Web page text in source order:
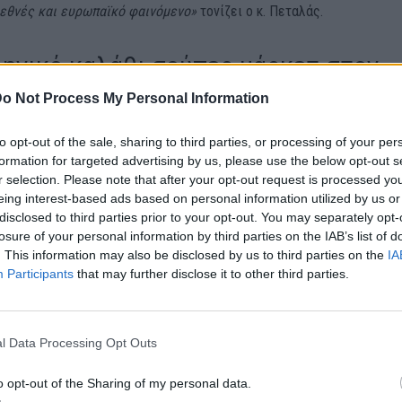
Not Process My Personal Information
opt-out of the sale, sharing to third parties, or processing of your
for targeted advertising by us, please use the below opt-out
selection. Please note that after your opt-out request is processed
interest-based ads based on personal information utilized by us
to third parties prior to your opt-out. You may separately
of your personal information by third parties on the IAB’s list of
This information may also be disclosed by us to third parties on the
Participants that may further disclose it to other third parties.
Data Processing Opt Outs
opt-out of the Sharing of my personal data.
και ευρωπαϊκό φαινόμενο»τονίζει ο κ. Πεταλάς.
καλάθι σούπερ μάρκετ στον
ακρίβειας
μελέτη της ΤτΕ αποκαλύπτει ότι η Ελλάδα είναι από τις
χώρες της Ευρωζώνης στα επώνυμα τυποποιημένα προϊόντα
με τις διαφορές να φτάνουν στο 129% στο ανθρακούχο
καφέ ή στο 56% στο γάλα μακράς διαρκείας. Σύμφωνα με
μέσον όρο, η Ελλάδα είναι ακριβότερη σε σύγκριση με τον
κατά 10% σε μια γκάμα 41 κατηγοριών επώνυμων
υψηλές τιμές αντανακλούν, όπως σημειώνεται στην μελέτη, σε
προϊόντα, στρεβλώσεις στην αγορά της λιανικής, καθώς και
συνήθειες, όπως για παράδειγμα αγορά μικρών